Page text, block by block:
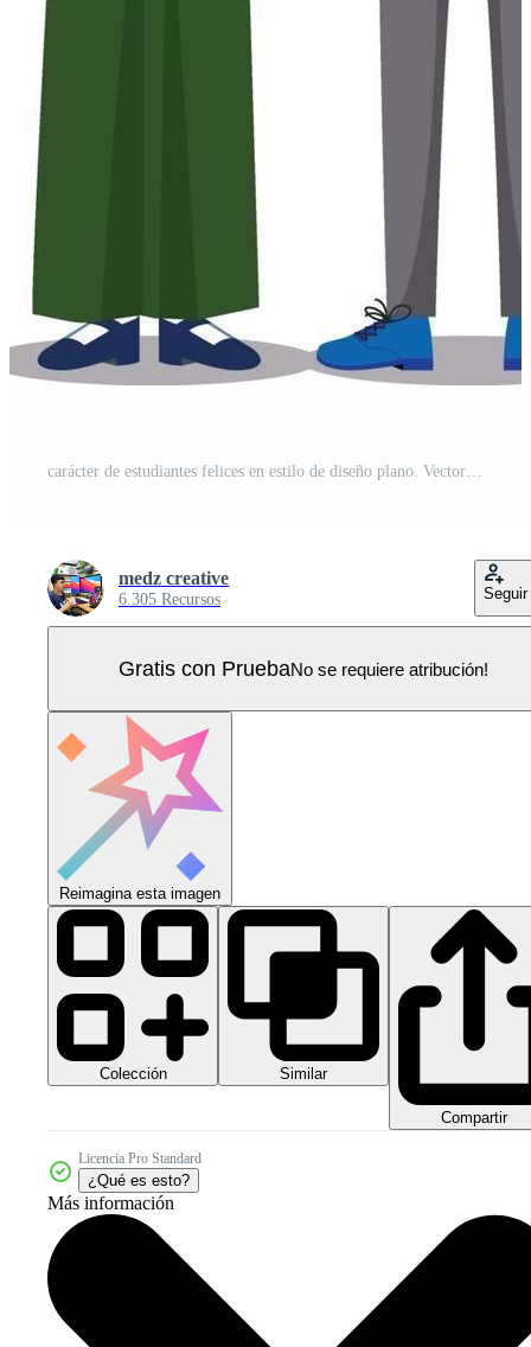
carácter de estudiantes felices en estilo de diseño plano. Vector Pro
medz creative
6.305 Recursos Seguir
Gratis con PruebaNo se requiere atribución!
Reimagina esta imagen
Colección Similar
Compartir
Licencia Pro Standard
¿Qué es esto?
Más información